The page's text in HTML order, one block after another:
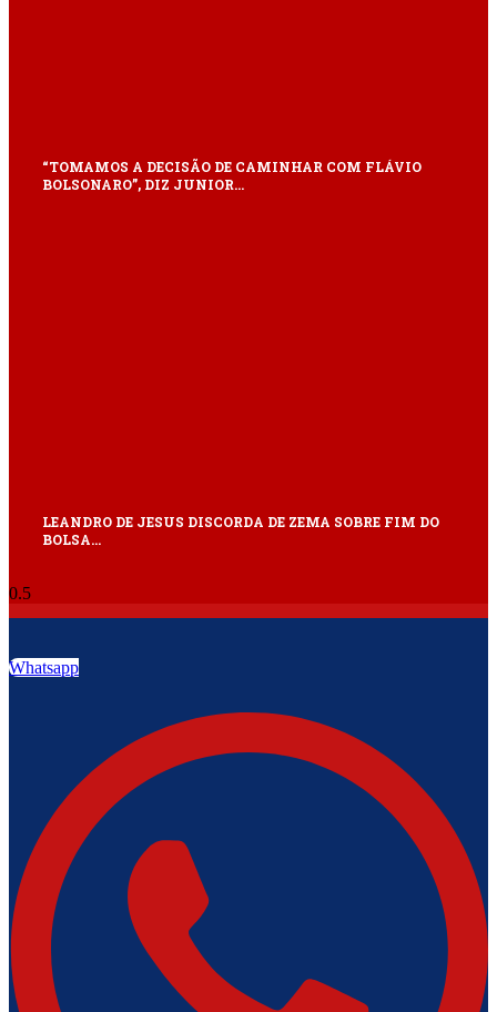
“TOMAMOS A DECISÃO DE CAMINHAR COM FLÁVIO
BOLSONARO”, DIZ JUNIOR…
LEANDRO DE JESUS DISCORDA DE ZEMA SOBRE FIM DO
BOLSA…
Whatsapp